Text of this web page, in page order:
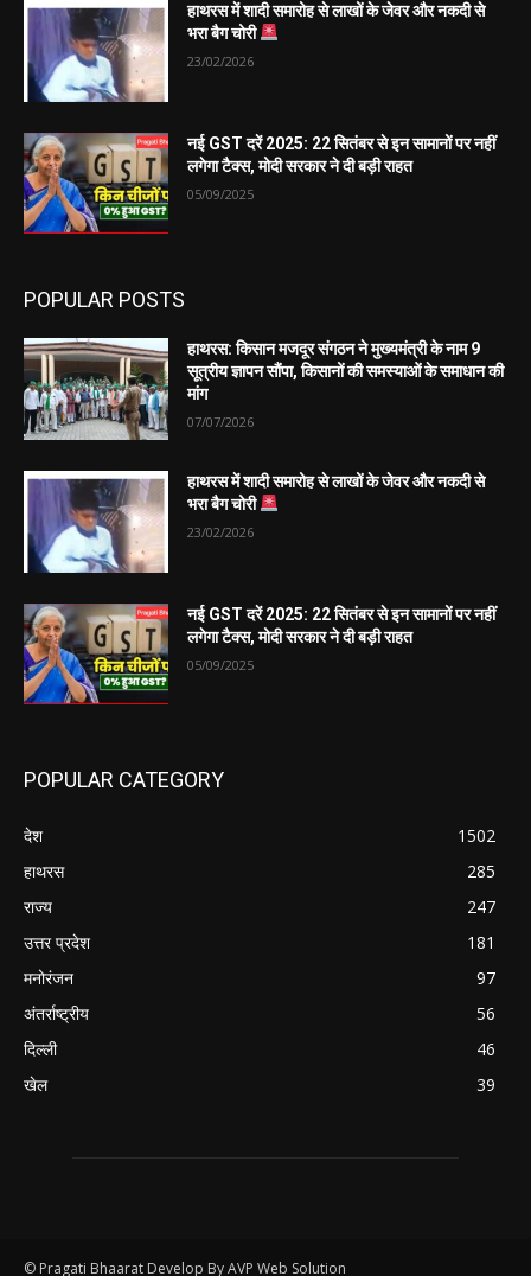
हाथरस में शादी समारोह से लाखों के जेवर और नकदी से
भरा बैग चोरी
23/02/2026
नई GST दरें 2025: 22 सितंबर से इन सामानों पर नहीं
लगेगा टैक्स, मोदी सरकार ने दी बड़ी राहत
05/09/2025
POPULAR POSTS
हाथरस: किसान मजदूर संगठन ने मुख्यमंत्री के नाम 9
सूत्रीय ज्ञापन सौंपा, किसानों की समस्याओं के समाधान की
मांग
07/07/2026
हाथरस में शादी समारोह से लाखों के जेवर और नकदी से
भरा बैग चोरी
23/02/2026
नई GST दरें 2025: 22 सितंबर से इन सामानों पर नहीं
लगेगा टैक्स, मोदी सरकार ने दी बड़ी राहत
05/09/2025
POPULAR CATEGORY
देश
1502
हाथरस
285
राज्य
247
उत्तर प्रदेश
181
मनोरंजन
97
अंतर्राष्ट्रीय
56
दिल्ली
46
खेल
39
© Pragati Bhaarat Develop By AVP Web Solution